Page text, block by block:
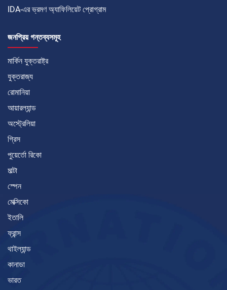
IDA-এর ভ্রমণ অ্যাফিলিয়েট প্রোগ্রাম
জনপ্রিয় গন্তব্যসমূহ
মার্কিন যুক্তরাষ্ট্র
যুক্তরাজ্য
রোমানিয়া
আয়ারল্যান্ড
অস্ট্রেলিয়া
গ্রিস
পুয়ের্তো রিকো
মাল্টা
স্পেন
মেক্সিকো
ইতালি
ফ্রান্স
থাইল্যান্ড
কানাডা
ভারত